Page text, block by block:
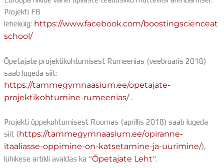
Distantsõpe
Kodukord
Projektid
ÜLDINFO
Meie kool
Dokumendid
Uudised
Lapsevanemale
Toitlustamine
Virtuaaltuur
Õpilasesindus
Kontaktid
Projekti FB
lehekülg: https://www.facebook.com/boostingscienceat
school/
Õpetajate projektikohtumisest Rumeenias (veebruaris 2018)
saab lugeda siit:
https://tammegymnaasium.ee/opetajate-
projektikohtumine-rumeenias/ .
Projekti õppekohtumisest Roomas (aprillis 2018) saab lugeda
siit (https://tammegymnaasium.ee/opiranne-
itaaliasse-oppimine-on-katsetamine-ja-uurimine/),
lühikese artikli avaldas ka “Õpetajate Leht“.